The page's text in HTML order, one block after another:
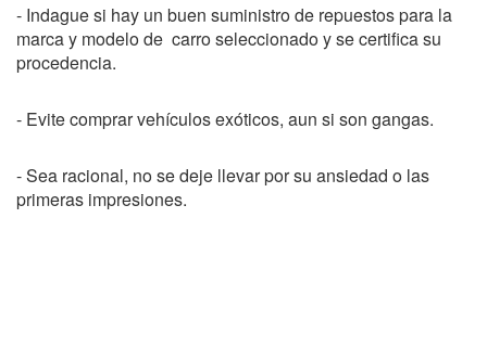
- Indague si hay un buen suministro de repuestos para la
marca y modelo de carro seleccionado y se certifica su
procedencia.
- Evite comprar vehículos exóticos, aun si son gangas.
- Sea racional, no se deje llevar por su ansiedad o las
primeras impresiones.